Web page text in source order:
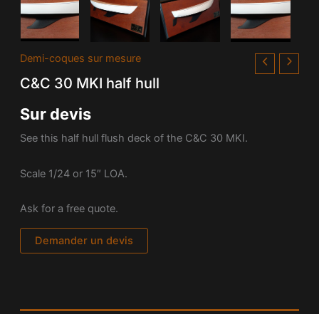
Demi-coques sur mesure
C&C 30 MKI half hull
Sur devis
See this half hull flush deck of the C&C 30 MKI.
Scale 1/24 or 15″ LOA.
Ask for a free quote.
Demander un devis